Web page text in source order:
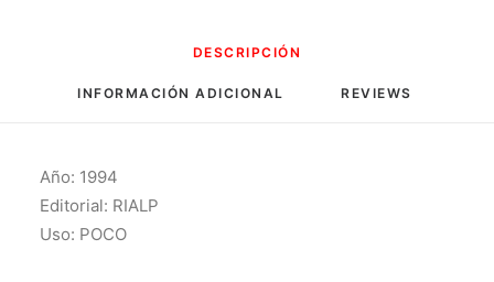
DESCRIPCIÓN
INFORMACIÓN ADICIONAL REVIEWS
Año: 1994
Editorial: RIALP
Uso: POCO